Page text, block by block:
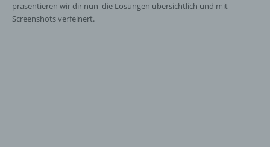
präsentieren wir dir nun die Lösungen übersichtlich und mit
Screenshots verfeinert.